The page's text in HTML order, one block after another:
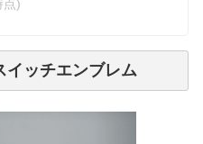
点)
イッチエンブレム